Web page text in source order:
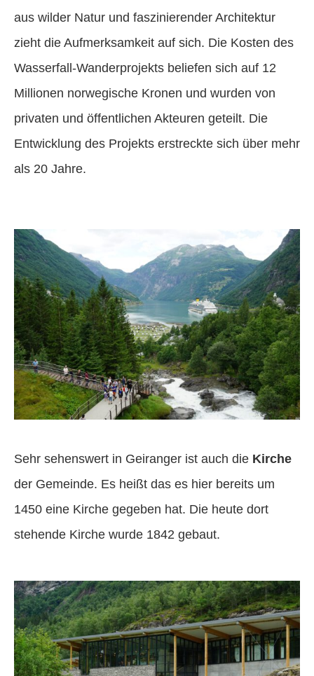
aus wilder Natur und faszinierender Architektur
zieht die Aufmerksamkeit auf sich. Die Kosten des
Wasserfall-Wanderprojekts beliefen sich auf 12
Millionen norwegische Kronen und wurden von
privaten und öffentlichen Akteuren geteilt. Die
Entwicklung des Projekts erstreckte sich über mehr
als 20 Jahre.
Sehr sehenswert in Geiranger ist auch die Kirche
der Gemeinde. Es heißt das es hier bereits um
1450 eine Kirche gegeben hat. Die heute dort
stehende Kirche wurde 1842 gebaut.